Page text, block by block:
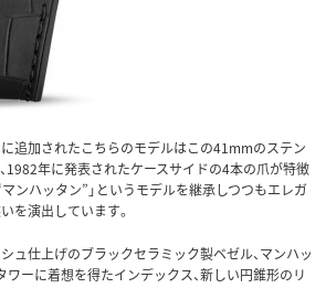
追加されたこちらのモデルはこの41mmのステン
1982年に発表されたケースサイドの4本の爪が特徴
ンハッタン”」というモデルを継承しつつもエレガ
を演出しています。
ュ仕上げのブラックセラミック製ベゼル、マンハッ
ワーに着想を得たインデックス、新しい円錐形のリ